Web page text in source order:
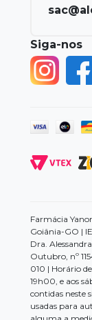
Siga-nos
Farmácia
Goiânia-GO |
Dra.
Outubro, nº
010 | Horário
19h00, e aos
contidas neste
usadas para